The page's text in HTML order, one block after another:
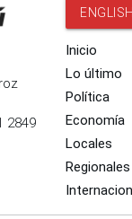
2849
Inicio
Lo último
Política
Economía
Locales
Regionales